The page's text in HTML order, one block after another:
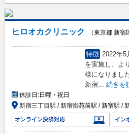
ヒロオカクリニック
（東京都 新宿
特徴 2022年5
を実施し、よ
様になりまし
新宿... 続きを
休診日:日曜・祝日
新宿三丁目駅 / 新宿御苑前駅 / 新宿駅 /
オンライン決済対応 イン